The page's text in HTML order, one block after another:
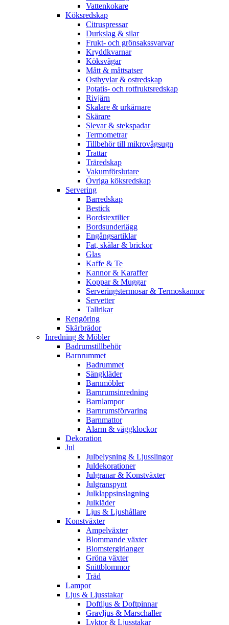
Vattenkokare
Köksredskap
Citruspressar
Durkslag & silar
Frukt- och grönsakssvarvar
Kryddkvarnar
Köksvågar
Mått & måttsatser
Osthyvlar & ostredskap
Potatis- och rotfruktsredskap
Rivjärn
Skalare & urkärnare
Skärare
Slevar & stekspadar
Termometrar
Tillbehör till mikrovågsugn
Trattar
Träredskap
Vakumförslutare
Övriga köksredskap
Servering
Barredskap
Bestick
Bordstextilier
Bordsunderlägg
Engångsartiklar
Fat, skålar & brickor
Glas
Kaffe & Te
Kannor & Karaffer
Koppar & Muggar
Serveringstermosar & Termoskannor
Servetter
Tallrikar
Rengöring
Skärbrädor
Inredning & Möbler
Badrumstillbehör
Barnrummet
Badrummet
Sängkläder
Barnmöbler
Barnrumsinredning
Barnlampor
Barnrumsförvaring
Barnmattor
Alarm & väggklockor
Dekoration
Jul
Julbelysning & Ljusslingor
Juldekorationer
Julgranar & Konstväxter
Julgranspynt
Julklappsinslagning
Julkläder
Ljus & Ljushållare
Konstväxter
Ampelväxter
Blommande växter
Blomstergirlanger
Gröna växter
Snittblommor
Träd
Lampor
Ljus & Ljusstakar
Doftljus & Doftpinnar
Gravljus & Marschaller
Lyktor & Ljusstakar